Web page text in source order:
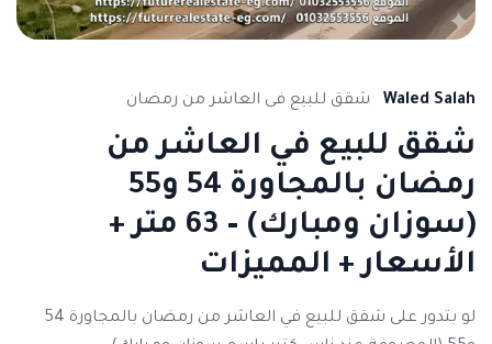
Waled Salah شقق للبيع فى العاشر من رمضان
شقق للبيع في العاشر من
رمضان بالمجاورة 54 و55
(سوزان ومبارك) – 63 متر +
الأسعار + المميزات
لو بتدور على شقق للبيع في العاشر من رمضان بالمجاورة 54